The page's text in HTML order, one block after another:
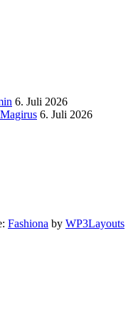
6. Juli 2026
6. Juli 2026
Fashiona by WP3Layouts